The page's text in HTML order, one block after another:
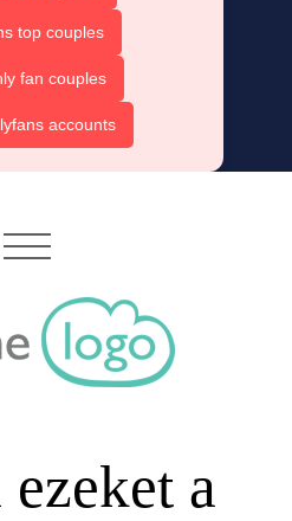
top couples
fan couples
accounts
a